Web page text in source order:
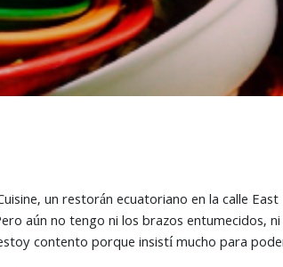
un restorán ecuatoriano en la calle
aún no tengo ni los brazos entumecidos,
contento porque insistí mucho para